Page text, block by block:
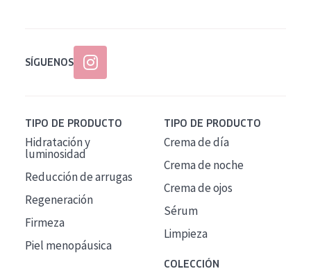
SÍGUENOS
TIPO DE PRODUCTO
Hidratación y
luminosidad
Reducción de arrugas
Regeneración
Firmeza
Piel menopáusica
TIPO DE PRODUCTO
Crema de día
Crema de noche
Crema de ojos
Sérum
Limpieza
COLECCIÓN